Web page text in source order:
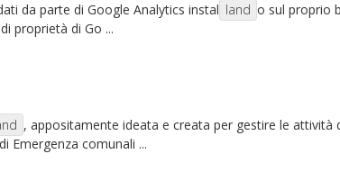
da parte di Google Analytics instal land o sul proprio
proprietà di Go ...
, appositamente ideata e creata per gestire le
Emergenza comunali ...